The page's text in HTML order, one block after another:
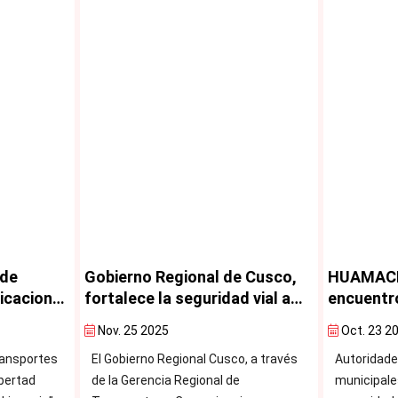
Cusco,
vial a
a través
HUAMACHUCO: Inició el primer
encuentro regional de
seguridad vial.
Oct. 23 2025
Autoridades y representantes
municipales de La Libertad fortalecen
Cusco
vial
Sept. 23
El
de la